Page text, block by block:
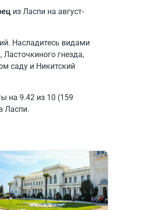
из Ласпи на август-
Насладитесь видами
гнезда,
саду и Никитский
на 9.42 из 10 (159
Ласпи.